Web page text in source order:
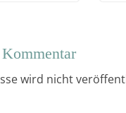
wird nicht